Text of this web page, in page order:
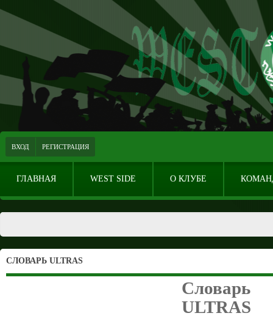
ВХОД РЕГИСТРАЦИЯ
ГЛАВНАЯ WEST SIDE О КЛУБЕ
СЛОВАРЬ ULTRAS
Словарь
ULTRAS